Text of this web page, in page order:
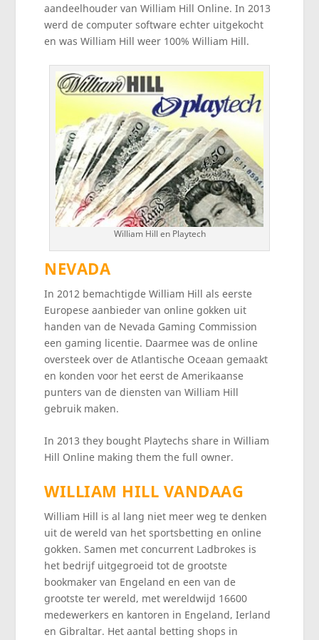
aandeelhouder van William Hill Online. In 2013
werd de computer software echter uitgekocht
en was William Hill weer 100% William Hill.
William Hill en Playtech
NEVADA
In 2012 bemachtigde William Hill als eerste
Europese aanbieder van online gokken uit
handen van de Nevada Gaming Commission
een gaming licentie. Daarmee was de online
oversteek over de Atlantische Oceaan gemaakt
en konden voor het eerst de Amerikaanse
punters van de diensten van William Hill
gebruik maken.
In 2013 they bought Playtechs share in William
Hill Online making them the full owner.
WILLIAM HILL VANDAAG
William Hill is al lang niet meer weg te denken
uit de wereld van het sportsbetting en online
gokken. Samen met concurrent Ladbrokes is
het bedrijf uitgegroeid tot de grootste
bookmaker van Engeland en een van de
grootste ter wereld, met wereldwijd 16600
medewerkers en kantoren in Engeland, Ierland
en Gibraltar. Het aantal betting shops in